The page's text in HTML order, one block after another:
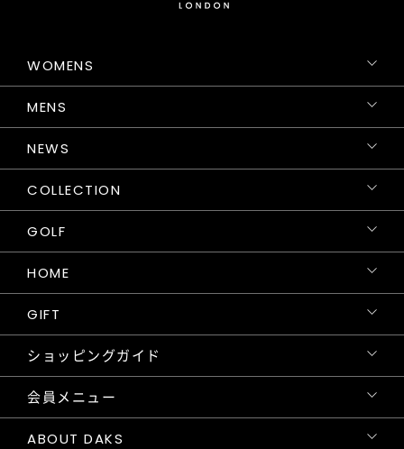
WOMENS
MENS
NEWS
COLLECTION
GOLF
HOME
GIFT
ショッピングガイド
会員メニュー
ABOUT DAKS